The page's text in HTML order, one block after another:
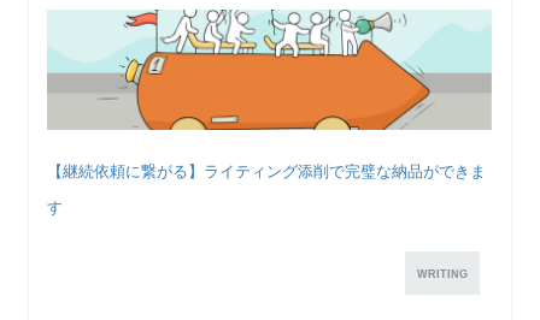
【継続依頼に繋がる】ライティング添削で完璧な納品ができま
す
WRITING